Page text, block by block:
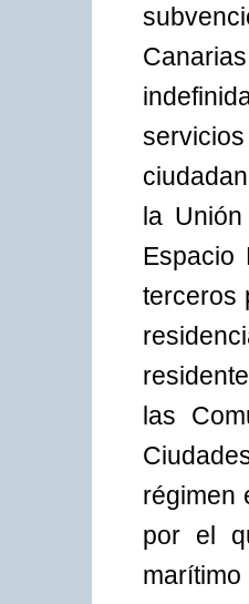
la
Espacio
terceros
las
régimen
por el